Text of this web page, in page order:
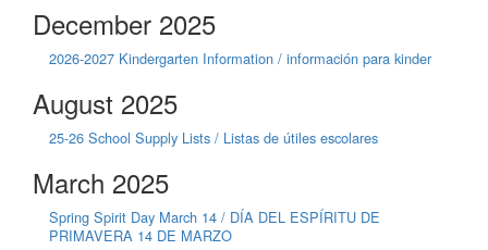
December 2025
2026-2027 Kindergarten Information / información para kinder
August 2025
25-26 School Supply Lists / Listas de útiles escolares
March 2025
Spring Spirit Day March 14 / DÍA DEL ESPÍRITU DE
PRIMAVERA 14 DE MARZO